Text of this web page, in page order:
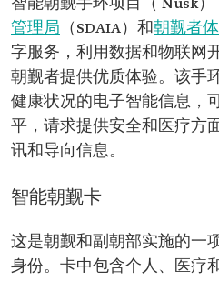
智能朝觐手环项目（ Nusk）
管理局 （SDAIA）和朝觐者
字服务，利用数据和物联网
朝觐者提供优质体验。该手
健康状况的电子智能信息，
平，请求提供安全和医疗方
讯和导向信息。
智能朝觐卡
这是朝觐和副朝部实施的一
身份。卡中包含个人、医疗